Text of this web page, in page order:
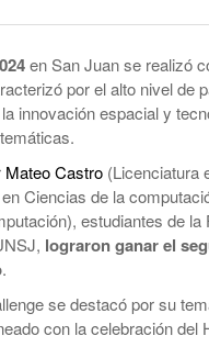
Nueva York
Bomba Electoral: El Gobierno Saca
Retenciones A Los Granos
Cristina No Quiso Devolver Ni Un
El Gobierno Lanza Un Servicio
Voluntario: “Fuego Sagrado”
Lanzo El MDF Con Una
Que Lo Ubica En La Primera
Oposición A Milei- 1 year ago
Por “los Agravios” Libertarios -
en San Juan se realizó
por el alto nivel de
innovación espacial y
Mateo Castro (Licenciatura
Ciencias de la
estudiantes de la
lograron ganar el
.
se destacó por su
con la celebración del